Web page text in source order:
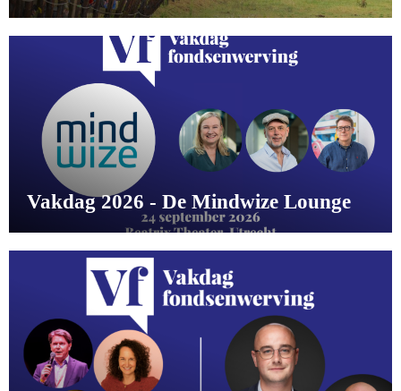
Vakdag 2026 - De Mindwize Lounge